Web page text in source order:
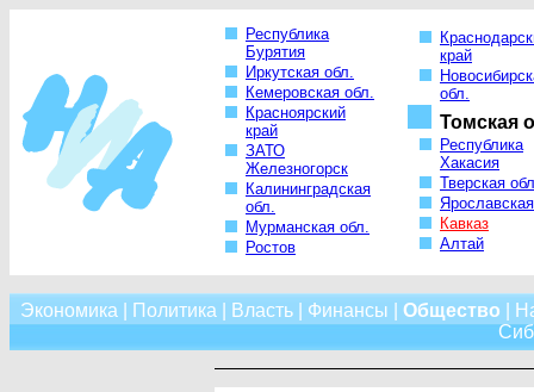
Республика
Бурятия
Иркутская обл.
Кемеровская обл.
Красноярский
край
ЗАТО
Железногорск
Калининградская
обл.
Мурманская обл.
Ростов
край
обл.
Томская
Республика
Хакасия
Тверская
Кавказ
Алтай
Экономика Политика Власть| Финансы Общество